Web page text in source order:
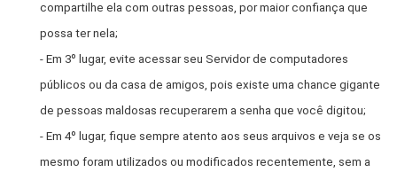
compartilhe ela com outras pessoas, por maior confiança que
possa ter nela;
- Em 3º lugar, evite acessar seu Servidor de computadores
públicos ou da casa de amigos, pois existe uma chance gigante
de pessoas maldosas recuperarem a senha que você digitou;
- Em 4º lugar, fique sempre atento aos seus arquivos e veja se os
mesmo foram utilizados ou modificados recentemente, sem a